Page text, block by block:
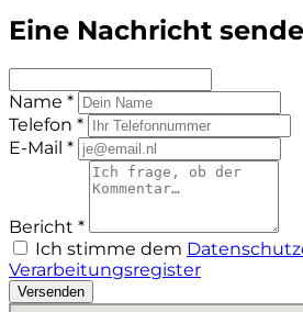
Eine Nachricht
Name *
Telefon *
E-Mail *
Bericht *
Ich stimme dem
Verarbeitungsregister
Versenden